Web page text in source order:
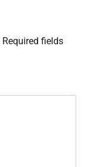
Required fields